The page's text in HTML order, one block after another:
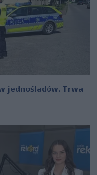
jednośladów. Trwa